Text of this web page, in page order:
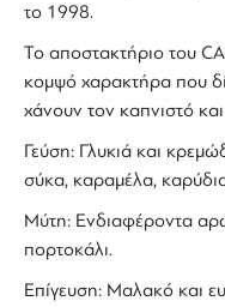
το 1998.
Το αποστακτήριο του
κομψό χαρακτήρα που
χάνουν τον καπνιστό
Γεύση: Γλυκιά και
σύκα, καραμέλα,
Μύτη: Ενδιαφέροντα
πορτοκάλι.
Επίγευση: Μαλακό και